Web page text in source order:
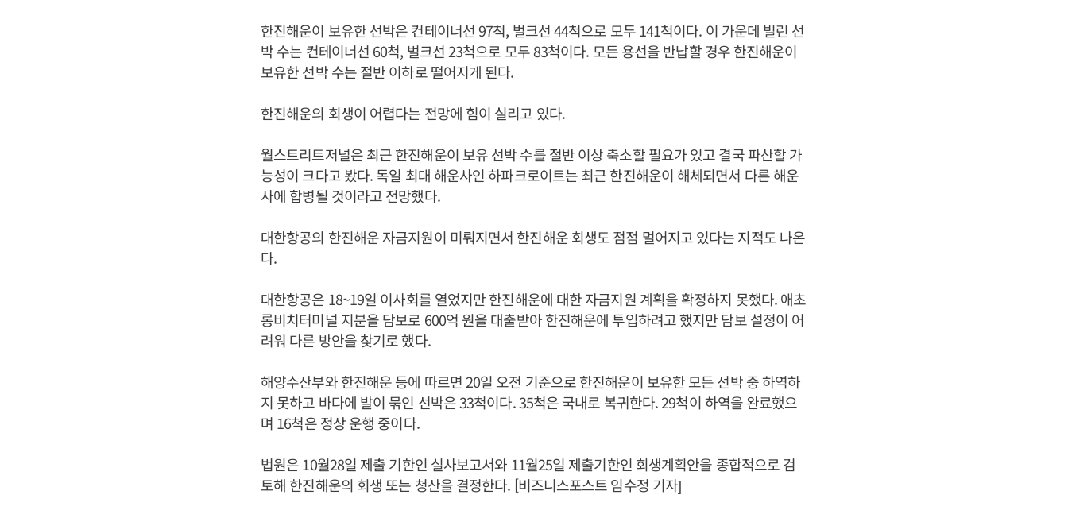
한진해운이 보유한 선박은 컨테이너선 97척, 벌크선 44척으로 모두 141척이다. 이 가운데 빌린 선
박 수는 컨테이너선 60척, 벌크선 23척으로 모두 83척이다. 모든 용선을 반납할 경우 한진해운이
보유한 선박 수는 절반 이하로 떨어지게 된다.
한진해운의 회생이 어렵다는 전망에 힘이 실리고 있다.
월스트리트저널은 최근 한진해운이 보유 선박 수를 절반 이상 축소할 필요가 있고 결국 파산할 가
능성이 크다고 봤다. 독일 최대 해운사인 하파크로이트는 최근 한진해운이 해체되면서 다른 해운
사에 합병될 것이라고 전망했다.
대한항공의 한진해운 자금지원이 미뤄지면서 한진해운 회생도 점점 멀어지고 있다는 지적도 나온
다.
대한항공은 18~19일 이사회를 열었지만 한진해운에 대한 자금지원 계획을 확정하지 못했다. 애초
롱비치터미널 지분을 담보로 600억 원을 대출받아 한진해운에 투입하려고 했지만 담보 설정이 어
려워 다른 방안을 찾기로 했다.
해양수산부와 한진해운 등에 따르면 20일 오전 기준으로 한진해운이 보유한 모든 선박 중 하역하
지 못하고 바다에 발이 묶인 선박은 33척이다. 35척은 국내로 복귀한다. 29척이 하역을 완료했으
며 16척은 정상 운행 중이다.
법원은 10월28일 제출 기한인 실사보고서와 11월25일 제출기한인 회생계획안을 종합적으로 검
토해 한진해운의 회생 또는 청산을 결정한다. [비즈니스포스트 임수정 기자]